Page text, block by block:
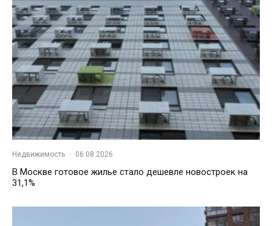
Недвижимость · 06.08.2026
В Москве готовое жилье стало дешевле новостроек на
31,1%